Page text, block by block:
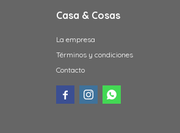
Casa & Cosas
La empresa
Términos y condiciones
Contacto
  